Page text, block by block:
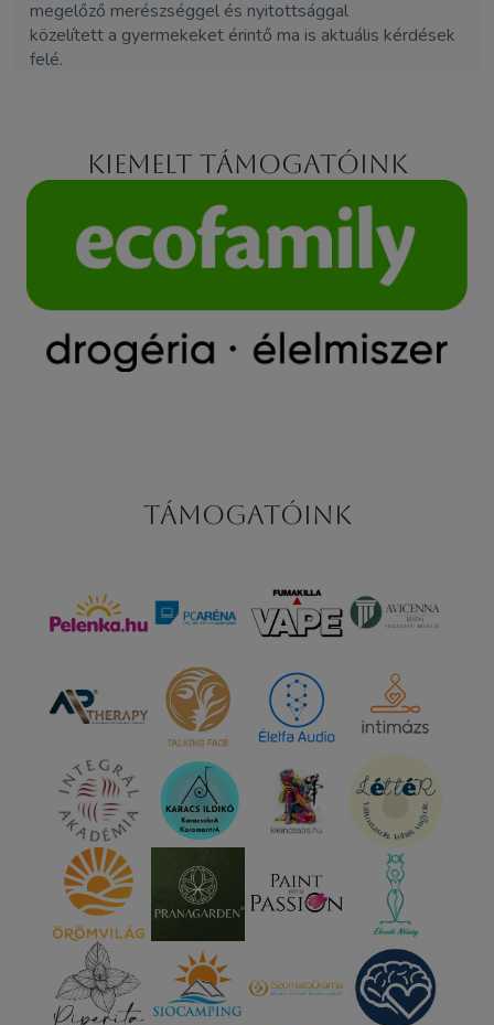
megelőző merészséggel és nyitottsággal
közelített a gyermekeket érintő ma is aktuális kérdések
felé.
Kiemelt támogatóink
Támogatóink